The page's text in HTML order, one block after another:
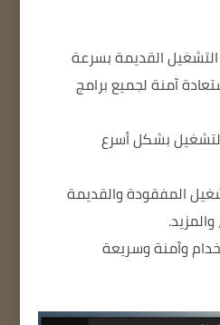
التشغيل القديمة بسرعة
آمنة لجميع برامج
بشكل أسرع
المفقودة والقديمة
وآمنة وسريعة